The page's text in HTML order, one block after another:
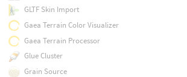
GLTF Skin Import
Gaea Terrain Color Visualizer
Gaea Terrain Processor
Glue Cluster
Grain Source